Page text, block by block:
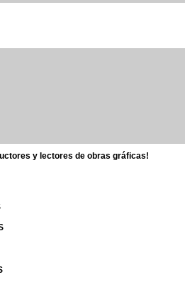
y lectores de obras gráficas!